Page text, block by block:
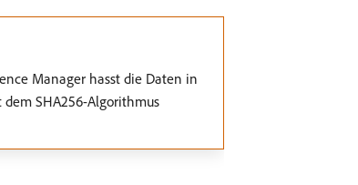
Manager hasst die Daten in
SHA256-Algorithmus